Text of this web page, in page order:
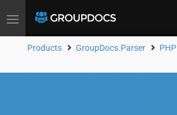
Toggle
Products GroupDocs.Parser PHP